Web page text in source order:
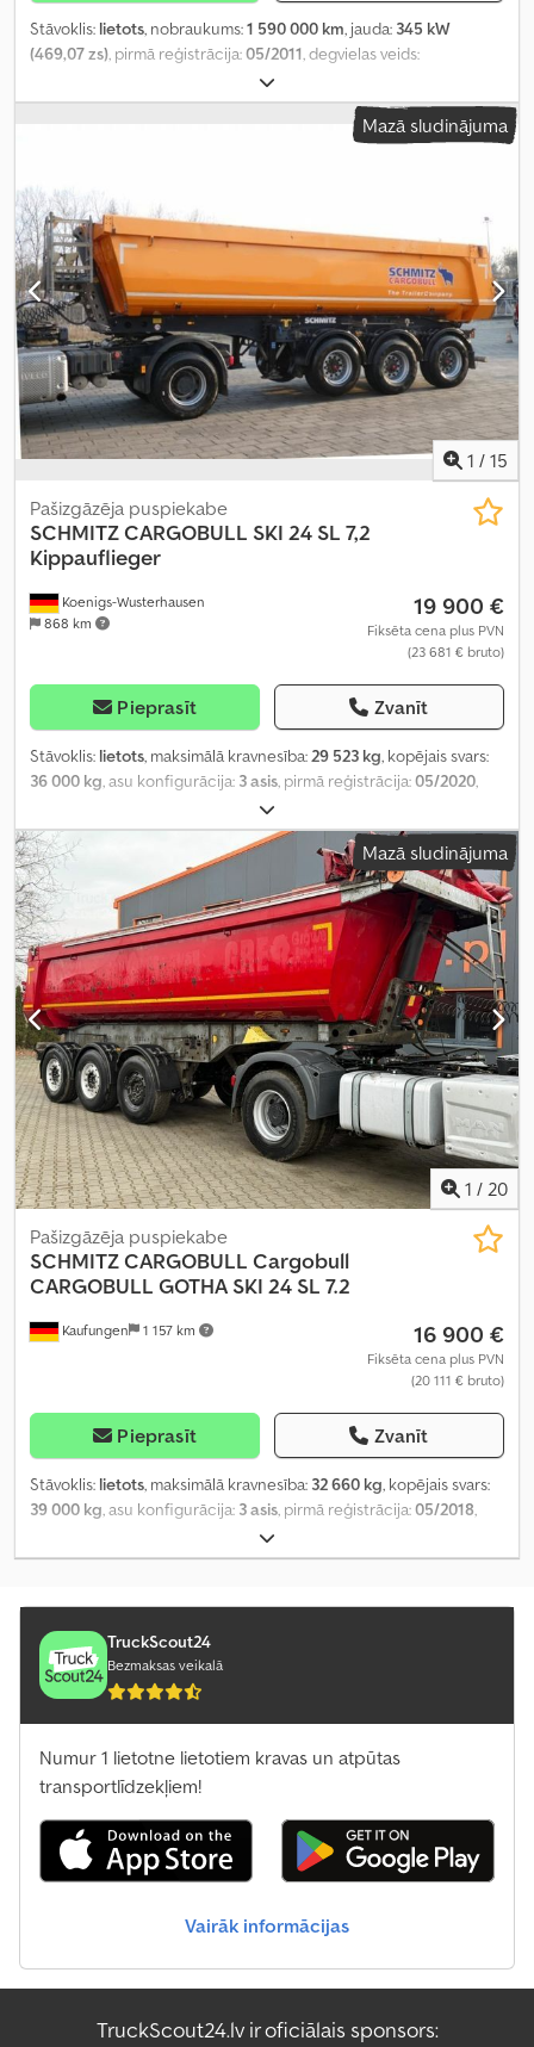
Stāvoklis: lietots, nobraukums:1 590 000 km, jauda: 345 kW
(469,07 zs) , pirmā reģistrācija:05/2011 , degvielas veids:
18 000 kg
krāsa:balts, pārnesuma veids:automātisks, emisijas klase:Euro 5,
ABS, elektroniskā stabilitātes
Mazā sludinājuma
1 / 15
Koenigs-Wusterhausen
868 km
Pašizgāzēja puspiekabe
SCHMITZ CARGOBULL SKI 24 SL 7,2
Kippauflieger
19 900 €
Fiksēta cena plus PVN
(23 681 € bruto)
Pieprasīt Zvanīt
Stāvoklis: lietots, maksimālā kravnesība:29 523 kg, kopējais svars:
36 000 kg, asu konfigurācija: 3 asis, pirmā reģistrācija:05/2020,
05/2025, krautuves garums:
iekraušanas vietas platums:2 350 mm, iekraušanas telpas
augstums:
, iekraušanas telpas tilpums:24 m³,
Aprīkojums:
ABS,
Mazā sludinājuma
1 / 20
Kaufungen 1 157 km
Pašizgāzēja puspiekabe
SCHMITZ CARGOBULL Cargobull
CARGOBULL GOTHA SKI 24 SL 7.2
16 900 €
Fiksēta cena plus PVN
(20 111 € bruto)
Pieprasīt Zvanīt
Stāvoklis: lietots, maksimālā kravnesība: 32 660 kg, kopējais svars:
39 000 kg , asu konfigurācija: 3 asis , pirmā reģistrācija:05/2018
08/2028, Ražošanas gads:
Aprīkojums:ABS,
TruckScout24
Bezmaksas veikalā
Numur 1 lietotne lietotiem kravas un atpūtas
transportlīdzekļiem!
Vairāk informācijas
TruckScout24.lv ir oficiālais sponsors: